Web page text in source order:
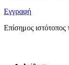
Εγγραφή
Επίσημος